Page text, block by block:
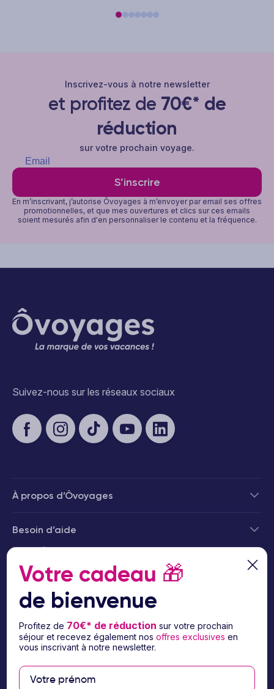
Inscrivez-vous à notre newsletter
et profitez de 70€* de
réduction
sur votre prochain voyage.
S’inscrire
En m’inscrivant, j’autorise Ôvoyages à m’envoyer par email ses offres
promotionnelles, et que mes ouvertures et clics sur ces emails
soient mesurés afin d'en personnaliser le contenu et la fréquence.
Suivez-nous sur les réseaux sociaux
À propos d’Ôvoyages
Besoin d’aide
Paiement sécurisé
Votre cadeau 🎁
de bienvenue
Profitez de 70€* de réduction sur votre prochain
séjour et recevez également nosoffres exclusives en
vous inscrivant à notre newsletter.